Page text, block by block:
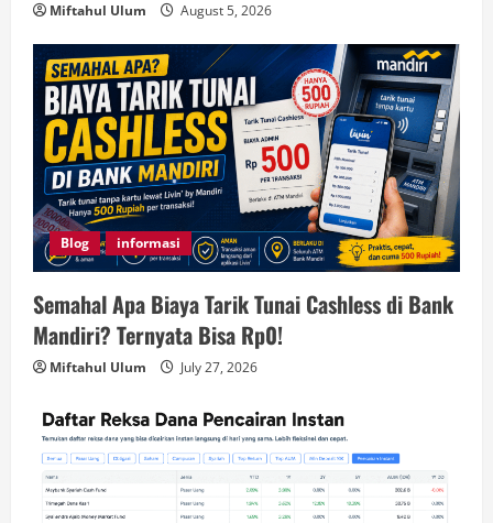
Miftahul Ulum August 5, 2026
Blog informasi
Semahal Apa Biaya Tarik Tunai Cashless di Bank
Mandiri? Ternyata Bisa Rp0!
Miftahul Ulum July 27, 2026